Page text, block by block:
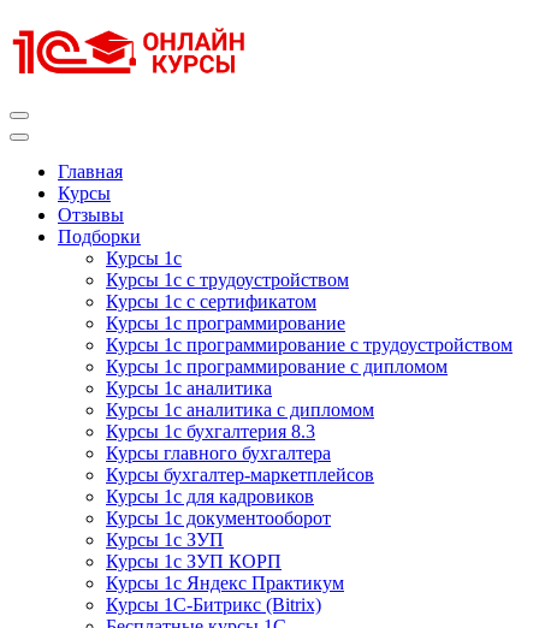
к
содержимому
Главная
Курсы
Отзывы
Подборки
Курсы 1с
Курсы 1с с трудоустройством
Курсы 1с с сертификатом
Курсы 1с программирование
Курсы 1с программирование с трудоустройством
Курсы 1с программирование с дипломом
Курсы 1с аналитика
Курсы 1с аналитика с дипломом
Курсы 1с бухгалтерия 8.3
Курсы главного бухгалтера
Курсы бухгалтер-маркетплейсов
Курсы 1с для кадровиков
Курсы 1с документооборот
Курсы 1с ЗУП
Курсы 1с ЗУП КОРП
Курсы 1с Яндекс Практикум
Курсы 1С-Битрикс (Bitrix)